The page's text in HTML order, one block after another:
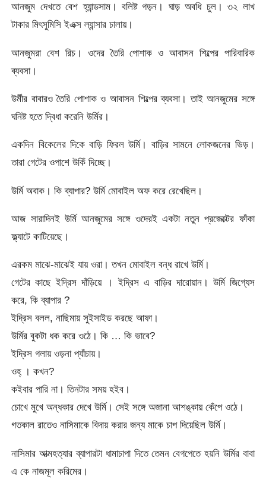
আনজুম দেখতে বেশ হ্যান্ডসাম। বলিষ্ট গড়ন। ঘাড় অবধি চুল। ৩২ লাখ
টাকার মিৎসুমিসি ইএক্স ল্যান্সার চালায়।
আনজুমরা বেশ রিচ। ওদের তৈরি পোশাক ও আবাসন শিল্পের পারিবারিক
ব্যবসা।
উর্মীর বাবারও তৈরি পোশাক ও আবাসন শিল্পের ব্যবসা। তাই আনজুমের সঙ্গে
ঘনিষ্ট হতে দ্বিধা করেনি উর্মির।
একদিন বিকেলের দিকে বাড়ি ফিরল উর্মি। বাড়ির সামনে লোকজনের ভিড়।
তারা গেটের ওপাশে উকিঁ দিচ্ছে।
উর্মি অবাক। কি ব্যাপার? উর্মি মোবাইল অফ করে রেখেছিল।
আজ সারাদিনই উর্মি আনজুমের সঙ্গে ওদেরই একটা নতুন প্রজেক্টের ফাঁকা
ফ্ল্যাটে কাটিয়েছে।
এরকম মাঝে-মাঝেই যায় ওরা। তখন মোবাইল বন্ধ রাখে উর্মি।
গেটের কাছে ইদ্রিস দাঁড়িয়ে । ইদ্রিস এ বাড়ির দারোয়ান। উর্মি জিগ্যেস
করে, কি ব্যাপার ?
ইদ্রিস বলল, নাছিমায় সুইসাইড করছে আফা।
উর্মির বুকটা ধক করে ওঠে। কি … কি ভাবে?
ইদ্রিস গলায় ওড়না প্যাঁচায়।
ওহ্ । কখন?
কইবার পারি না। তিনটার সময় হইব।
চোখে মুখে অন্ধকার দেখে উর্মি। সেই সঙ্গে অজানা আশঙ্কায় কেঁপে ওঠে।
গতকাল রাতেও নাসিমাকে বিদায় করার জন্য মাকে চাপ দিয়েছিল উর্মি।
নাসিমার আত্মহত্যার ব্যাপারটা ধামাচাপা দিতে তেমন বেগপেতে হয়নি উর্মির বাবা
এ কে নাজমূল করিমের।